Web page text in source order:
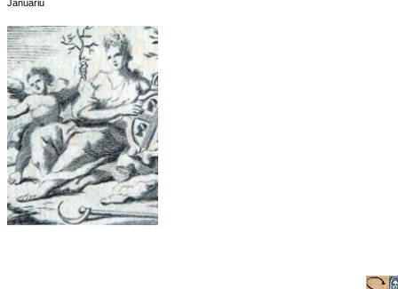
Januariu